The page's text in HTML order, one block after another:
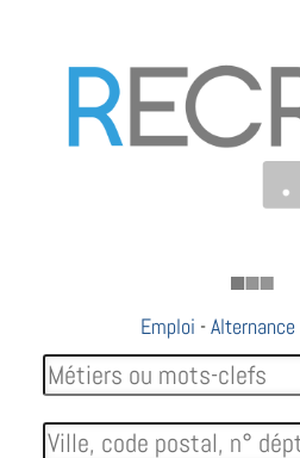
183
Emploi -Alternance